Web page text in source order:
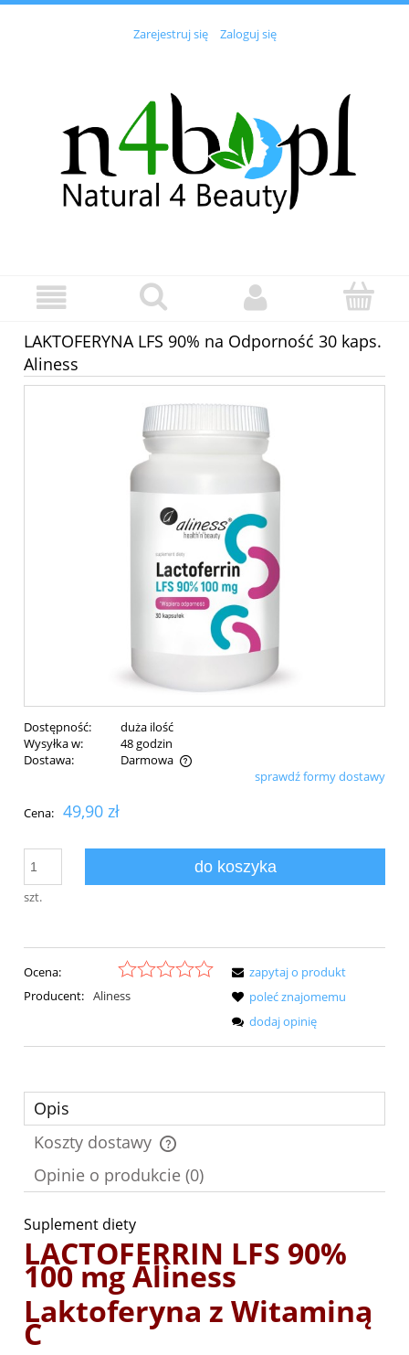
Zarejestruj się Zaloguj się
LAKTOFERYNA LFS 90% na Odporność 30 kaps.
Aliness
Dostępność:
duża ilość
Wysyłka w:
48 godzin
Dostawa:
Darmowa
Cena nie zawiera ewentualnych kosztów płatnościsprawdź formy dostawy
Cena: 49,90 zł
szt.
do koszyka
Ocena:
Producent: Aliness
zapytaj o produkt
poleć znajomemu
dodaj opinię
Opis
Koszty dostawy
Cena nie zawiera ewentualnych kosztów płatności
Opinie o produkcie (0)
Suplement diety
LACTOFERRIN LFS 90%
100 mg Aliness
Laktoferyna z Witaminą
C